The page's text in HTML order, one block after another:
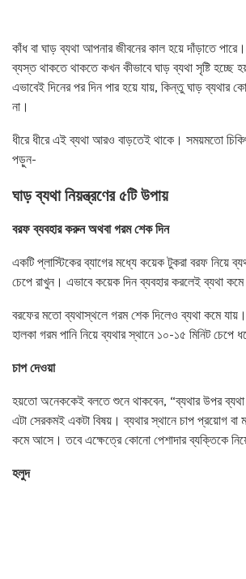
কাঁধ বা ঘাড় ব্যথা আপনার জীবনের কাল হয়ে দাঁড়াতে
ব্যস্ত থাকতে থাকতে কখন কীভাবে ঘাড় ব্যথা সৃষ্টি হচ্ছে
এভাবেই দিনের পর দিন পার হয়ে যায়, কিন্তু ঘাড় ব্যথার
না।
ধীরে ধীরে এই ব্যথা আরও বাড়তেই থাকে। সময়মতো
পড়ুন-
ঘাড় ব্যথা নিয়ন্ত্রণের ৫টি উপায়
বরফ ব্যবহার করুন অথবা গরম শেক দিন
একটি প্লাস্টিকের ব্যাগের মধ্যে কয়েক টুকরা বরফ নিয়ে
চেপে রাখুন। এভাবে কয়েক দিন ব্যবহার করলেই ব্যথা কমে
বরফের মতো ব্যথাস্থলে গরম শেক দিলেও ব্যথা কমে যায়।
হালকা গরম পানি নিয়ে ব্যথার স্থানে ১০-১৫ মিনিট চেপে
চাপ দেওয়া
হয়তো অনেককেই বলতে শুনে থাকবেন, “ব্যথার উপর ব্যথা
এটা সেরকমই একটা বিষয়। ব্যথার স্থানে চাপ প্রয়োগ বা
কমে আসে। তবে এক্ষেত্রে কোনো পেশাদার ব্যক্তিকে
হলুদ